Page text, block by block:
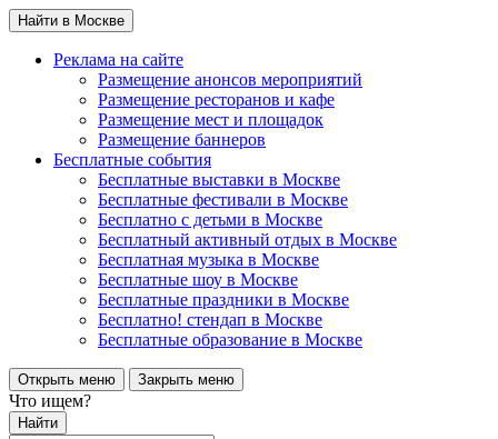
Найти в Москве
Реклама на сайте
Размещение анонсов мероприятий
Размещение ресторанов и кафе
Размещение мест и площадок
Размещение баннеров
Бесплатные события
Бесплатные выставки в Москве
Бесплатные фестивали в Москве
Бесплатно с детьми в Москве
Бесплатный активный отдых в Москве
Бесплатная музыка в Москве
Бесплатные шоу в Москве
Бесплатные праздники в Москве
Бесплатно! стендап в Москве
Бесплатные образование в Москве
Открыть меню Закрыть меню
Что ищем?
Найти